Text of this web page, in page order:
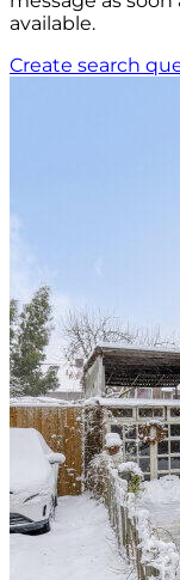
available.
Create search